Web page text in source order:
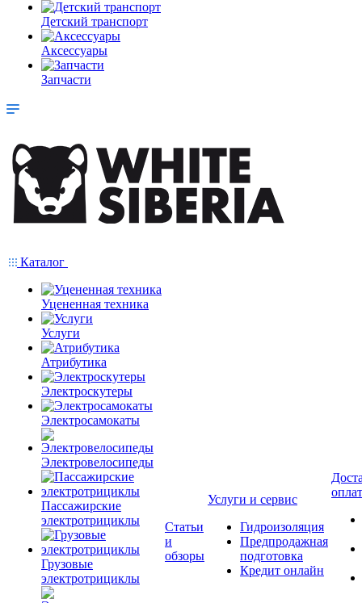
Детский транспорт
Аксессуары
Запчасти
Каталог
Уцененная техника
Услуги
Атрибутика
Электроскутеры
Электросамокаты
Электровелосипеды
Пассажирские
электротрициклы
Грузовые
электротрициклы
Статьи
и
обзоры
Услуги и сервис
Гидроизоляция
Предпродажная
подготовка
Кредит онлайн